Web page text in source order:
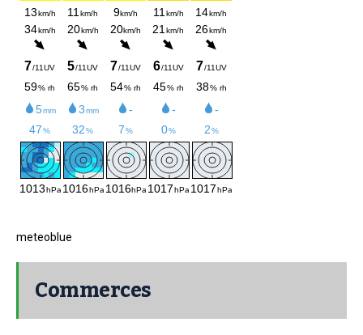
meteoblue
Commerces